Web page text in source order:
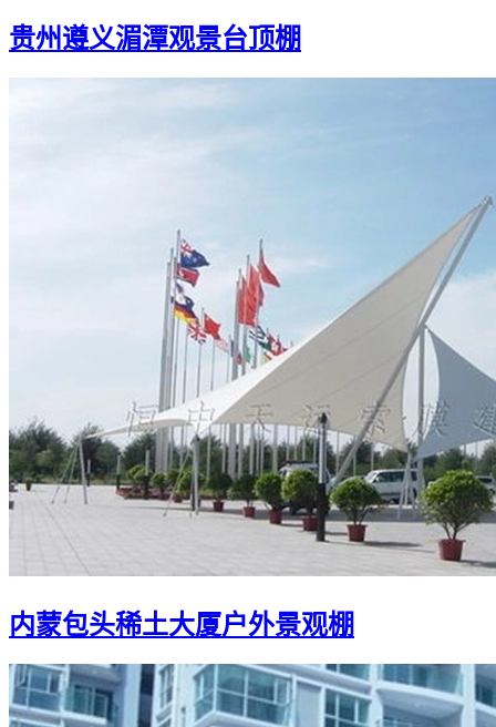
贵州遵义湄潭观景台顶棚
内蒙包头稀土大厦户外景观棚